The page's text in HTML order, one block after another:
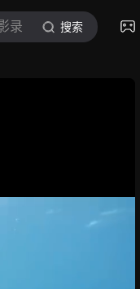
录 搜索